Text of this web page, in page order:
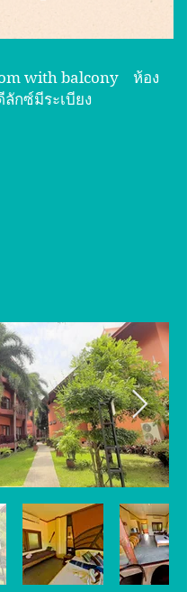
with balcony ห้อง
ลักซ์มีระเบียง